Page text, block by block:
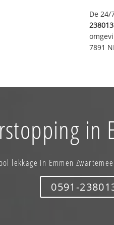
De
238013
7891
in
lekkage in Emmen
0591-